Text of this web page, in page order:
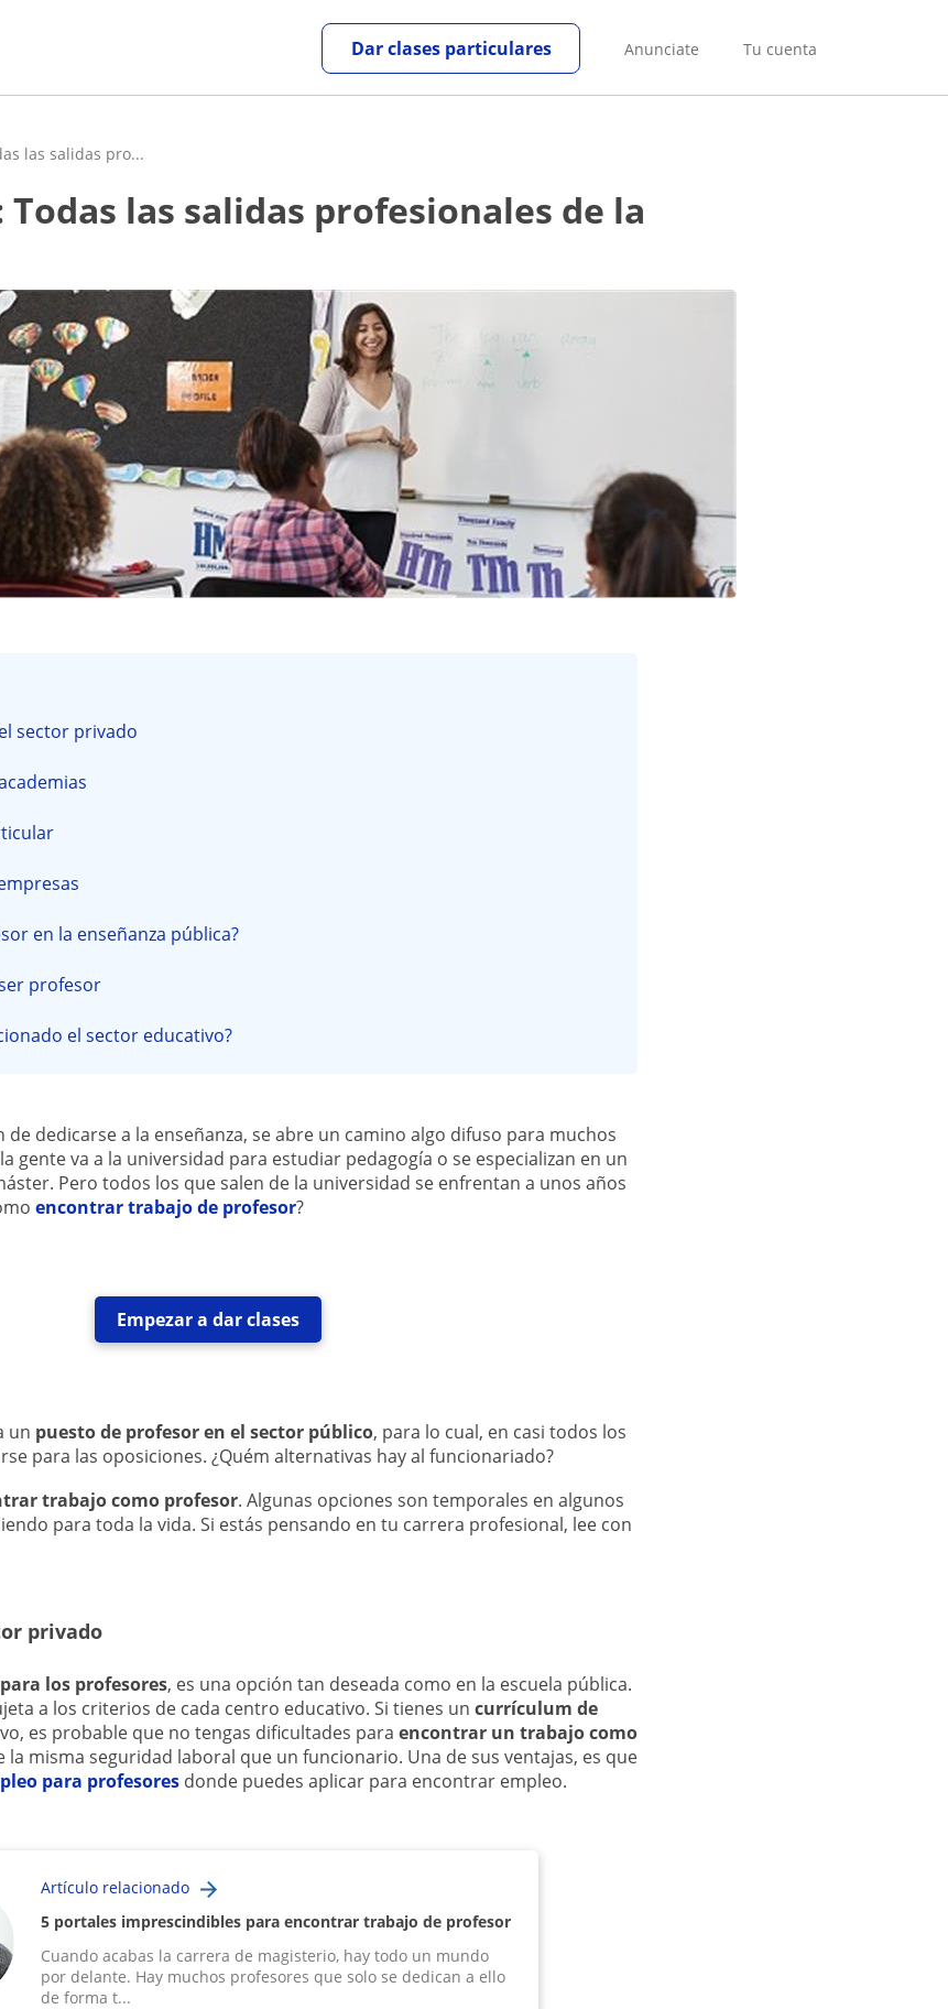
Anunciate Tu cuenta
Dar clases particulares
las salidas pro...
sector privado
en la enseñanza pública?
profesor
el sector educativo?
de dedicarse a la enseñanza, se abre un camino algo difuso para muchos
gente va a la universidad para estudiar pedagogía o se especializan en un
Pero todos los que salen de la universidad se enfrentan a unos años
encontrar trabajo de profesor?
Empezar a dar clases
un puesto de profesor en el sector público, para lo cual, en casi todos los
para las oposiciones. ¿Quém alternativas hay al funcionariado?
trabajo como profesor. Algunas opciones son temporales en algunos
para toda la vida. Si estás pensando en tu carrera profesional, lee con
privado
los profesores, es una opción tan deseada como en la escuela pública.
a los criterios de cada centro educativo. Si tienes un currículum de
es probable que no tengas dificultades para encontrar un trabajo como
la misma seguridad laboral que un funcionario. Una de sus ventajas, es que
para profesores donde puedes aplicar para encontrar empleo.
Artículo relacionado
5 portales imprescindibles para encontrar trabajo de profesor
Cuando acabas la carrera de magisterio, hay todo un mundo
por delante. Hay muchos profesores que solo se dedican a ello
de forma t...